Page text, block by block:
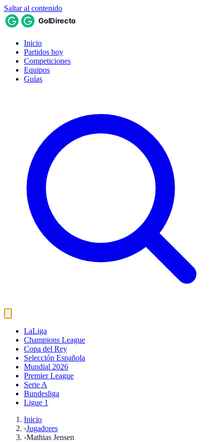
Saltar al contenido
Inicio
Partidos hoy
Competiciones
Equipos
Guías
LaLiga
Champions League
Copa del Rey
Selección Española
Mundial 2026
Premier League
Serie A
Bundesliga
Ligue 1
Inicio
›Jugadores
›Mathias Jensen